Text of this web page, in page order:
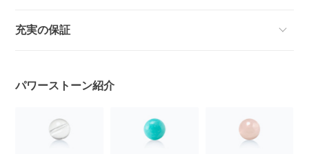
充実の保証
パワーストーン紹介